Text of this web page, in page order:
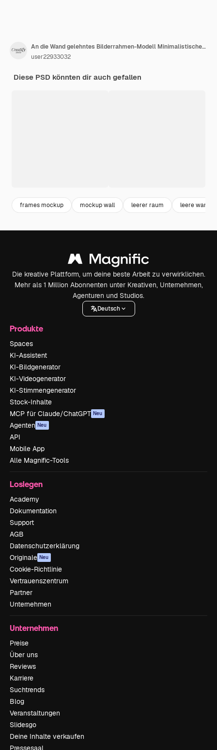
An die Wand gelehntes Bilderrahmen-Modell Minimalistisches Posterrahmen-Modell im Wohnzimmer
user22933032
Diese PSD könnten dir auch gefallen
frames mockup mockup wall leerer raum leere wand
Die kreative Plattform, um deine beste Arbeit zu verwirklichen.
Mehr als 1 Million Abonnenten unter Kreativen, Unternehmen,
Agenturen und Studios.
Deutsch
Produkte
Spaces
KI-Assistent
KI-Bildgenerator
KI-Videogenerator
KI-Stimmengenerator
Stock-Inhalte
MCP für Claude/ChatGPT Neu
Agenten Neu
API
Mobile App
Alle Magnific-Tools
Loslegen
Academy
Dokumentation
Support
AGB
Datenschutzerklärung
Originale Neu
Cookie-Richtlinie
Vertrauenszentrum
Partner
Unternehmen
Unternehmen
Preise
Über uns
Reviews
Karriere
Suchtrends
Blog
Veranstaltungen
Slidesgo
Deine Inhalte verkaufen
Pressesaal